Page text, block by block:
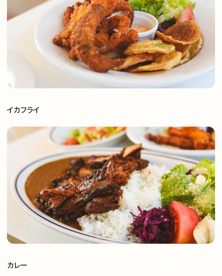
サイトトップ
ナレッジノート
企業理念
メンバー
採用情報
お知らせ
イカフライ
カレー